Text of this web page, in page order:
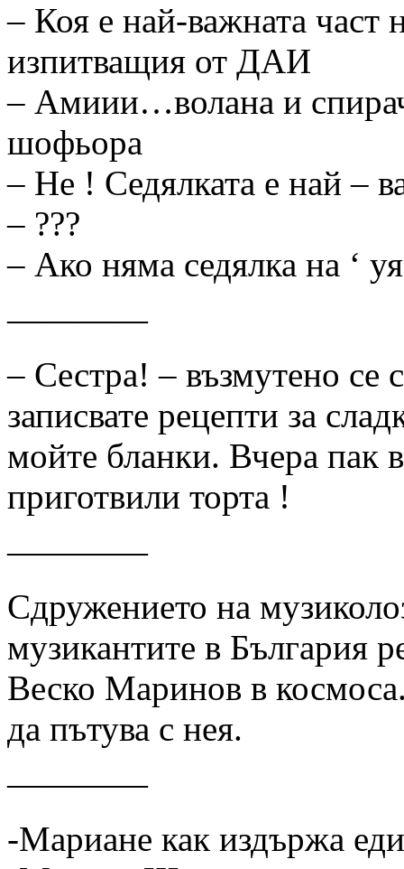
– Коя е най-важната част
изпитващия от ДАИ
– Амиии…волана и
шофьора
– Не ! Седялката е най –
– ???
– Ако няма седялка на ‘
————
– Сестра! – възмутено се
записвате рецепти за
мойте бланки. Вчера пак
приготвили торта !
————
Сдружението на
музикантите в България
Веско Маринов в
да пътува с нея.
————
-Мариане как издържа